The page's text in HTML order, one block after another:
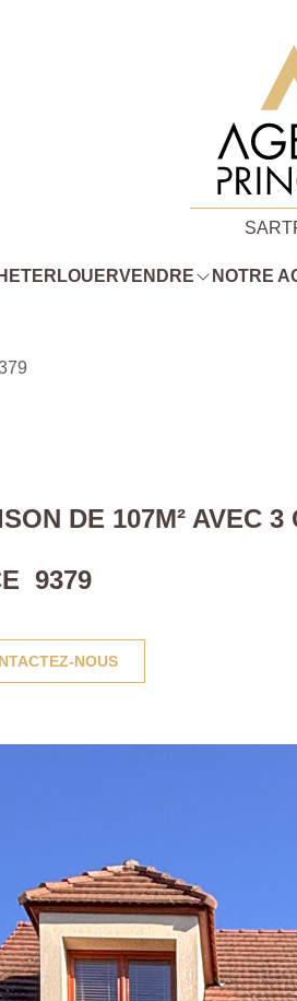
LOUERVENDRE NOTRE
DE 107M² AVEC
9379
NOUS